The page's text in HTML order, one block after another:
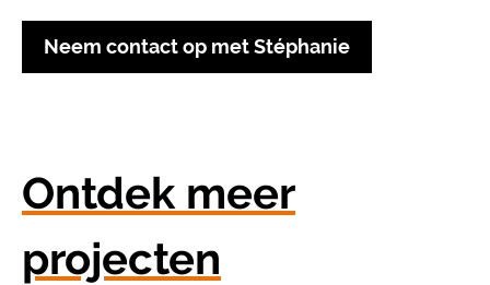
Neem contact op met Stéphanie
Ontdek meer
projecten